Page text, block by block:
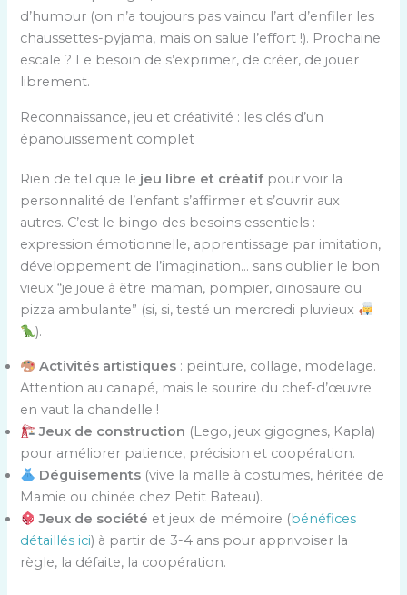
d’humour (on n’a toujours pas vaincu l’art d’enfiler les
chaussettes-pyjama, mais on salue l’effort !). Prochaine
escale ? Le besoin de s’exprimer, de créer, de jouer
librement.
Reconnaissance, jeu et créativité : les clés d’un
épanouissement complet
Rien de tel que le jeu libre et créatifpour voir la
personnalité de l’enfant s’affirmer et s’ouvrir aux
autres. C’est le bingo des besoins essentiels :
expression émotionnelle, apprentissage par imitation,
développement de l’imagination… sans oublier le bon
vieux “je joue à être maman, pompier, dinosaure ou
pizza ambulante” (si, si, testé un mercredi pluvieux
).
Activités artistiques : peinture, collage, modelage.
Attention au canapé, mais le sourire du chef-d’œuvre
en vaut la chandelle !
Jeux de construction (Lego, jeux gigognes, Kapla)
pour améliorer patience, précision et coopération.
Déguisements (vive la malle à costumes, héritée de
Mamie ou chinée chez Petit Bateau).
Jeux de société et jeux de mémoire (bénéfices
détaillés ici) à partir de 3-4 ans pour apprivoiser la
règle, la défaite, la coopération.